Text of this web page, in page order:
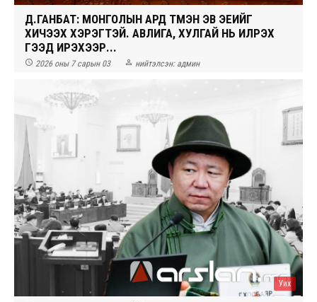
Д.ГАНБАТ: МОНГОЛЫН АРД ТҮМЭН ЭВ ЭЕИЙГ
ХИЧЭЭХ ХЭРЭГТЭЙ. АВЛИГА, ХУЛГАЙ НЬ ИЛРЭХ
ГЭЭД ИРЭХЭЭР...
 2026 оны 7 сарын 03  нийтэлсэн: админ
Уих